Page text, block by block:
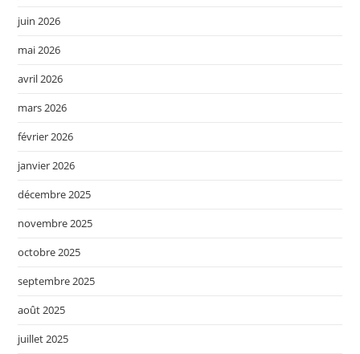
juin 2026
mai 2026
avril 2026
mars 2026
février 2026
janvier 2026
décembre 2025
novembre 2025
octobre 2025
septembre 2025
août 2025
juillet 2025